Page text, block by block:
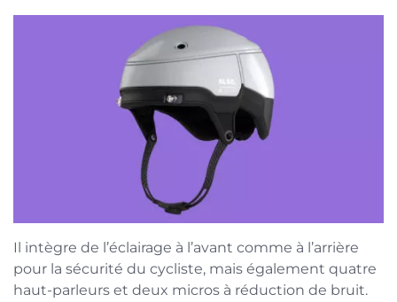
Il intègre de l’éclairage à l’avant comme à l’arrière
pour la sécurité du cycliste, mais également quatre
haut-parleurs et deux micros à réduction de bruit.